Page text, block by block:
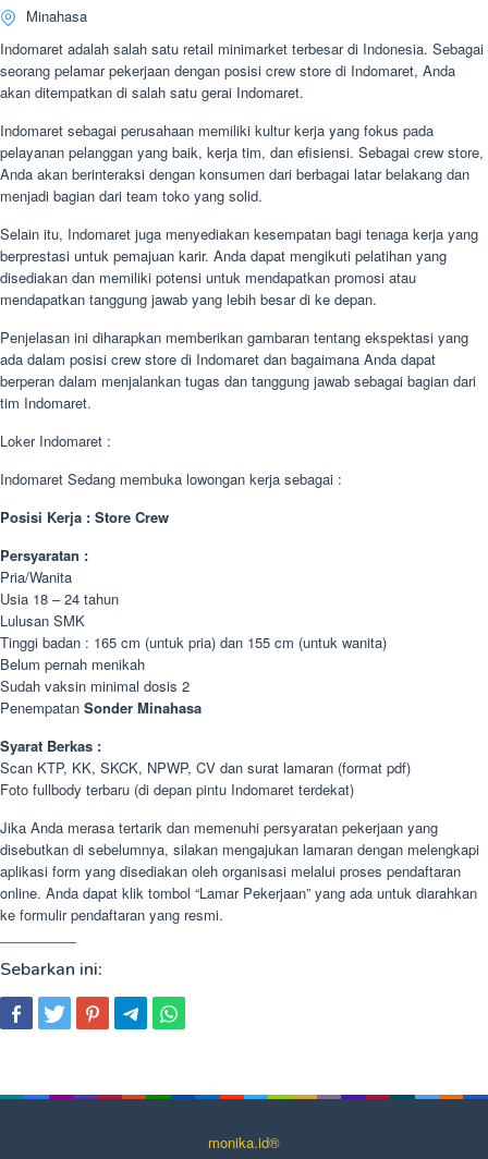
Minahasa
Indomaret adalah salah satu retail minimarket terbesar di Indonesia. Sebagai
seorang pelamar pekerjaan dengan posisi crew store di Indomaret, Anda
akan ditempatkan di salah satu gerai Indomaret.
Indomaret sebagai perusahaan memiliki kultur kerja yang fokus pada
pelayanan pelanggan yang baik, kerja tim, dan efisiensi. Sebagai crew store,
Anda akan berinteraksi dengan konsumen dari berbagai latar belakang dan
menjadi bagian dari team toko yang solid.
Selain itu, Indomaret juga menyediakan kesempatan bagi tenaga kerja yang
berprestasi untuk pemajuan karir. Anda dapat mengikuti pelatihan yang
disediakan dan memiliki potensi untuk mendapatkan promosi atau
mendapatkan tanggung jawab yang lebih besar di ke depan.
Penjelasan ini diharapkan memberikan gambaran tentang ekspektasi yang
ada dalam posisi crew store di Indomaret dan bagaimana Anda dapat
berperan dalam menjalankan tugas dan tanggung jawab sebagai bagian dari
tim Indomaret.
Loker Indomaret :
Indomaret Sedang membuka lowongan kerja sebagai :
Posisi Kerja : Store Crew
Persyaratan :
Pria/Wanita
Usia 18 – 24 tahun
Lulusan SMK
Tinggi badan : 165 cm (untuk pria) dan 155 cm (untuk wanita)
Belum pernah menikah
Sudah vaksin minimal dosis 2
Penempatan Sonder Minahasa
Syarat Berkas :
Scan KTP, KK, SKCK, NPWP, CV dan surat lamaran (format pdf)
Foto fullbody terbaru (di depan pintu Indomaret terdekat)
Jika Anda merasa tertarik dan memenuhi persyaratan pekerjaan yang
disebutkan di sebelumnya, silakan mengajukan lamaran dengan melengkapi
aplikasi form yang disediakan oleh organisasi melalui proses pendaftaran
online. Anda dapat klik tombol “Lamar Pekerjaan” yang ada untuk diarahkan
ke formulir pendaftaran yang resmi.
Sebarkan ini:
monika.id®